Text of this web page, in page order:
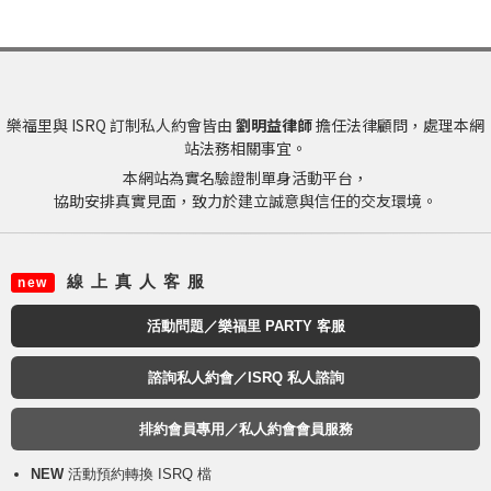
樂福里與 ISRQ 訂制私人約會皆由 劉明益律師擔任法律顧問，處理本網
站法務相關事宜。
本網站為實名驗證制單身活動平台，
協助安排真實見面，致力於建立誠意與信任的交友環境。
new 線 上 真 人 客 服
活動問題／樂福里 PARTY 客服
諮詢私人約會／ISRQ 私人諮詢
排約會員專用／私人約會會員服務
NEW活動預約轉換 ISRQ 檔